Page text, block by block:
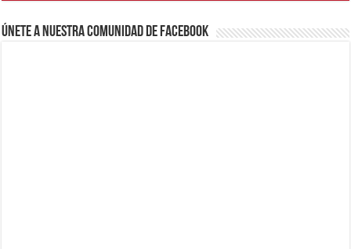
Únete a nuestra comunidad de Facebook